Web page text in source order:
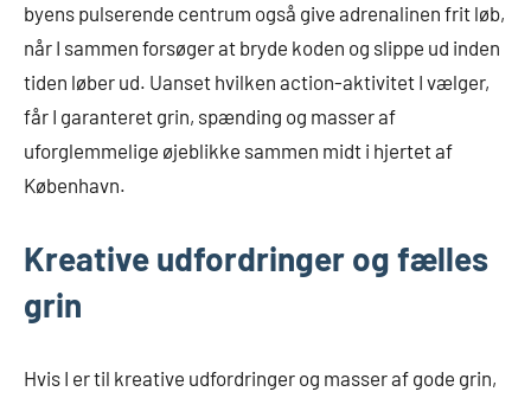
byens pulserende centrum også give adrenalinen frit løb,
når I sammen forsøger at bryde koden og slippe ud inden
tiden løber ud. Uanset hvilken action-aktivitet I vælger,
får I garanteret grin, spænding og masser af
uforglemmelige øjeblikke sammen midt i hjertet af
København.
Kreative udfordringer og fælles
grin
Hvis I er til kreative udfordringer og masser af gode grin,